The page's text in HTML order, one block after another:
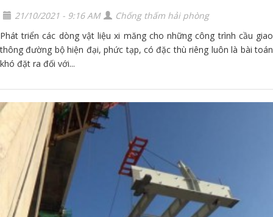
21/10/2021 - 9:16 AM
Chống thấm hải phòng
Phát triển các dòng vật liệu xi măng cho những công trình cầu giao
thông đường bộ hiện đại, phức tạp, có đặc thù riêng luôn là bài toán
khó đặt ra đối với...